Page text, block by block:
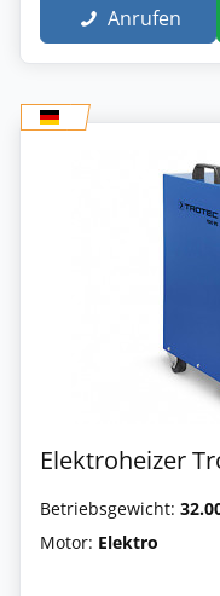
Anrufen
Elektroheizer
Betriebsgewicht:
Motor: Elektro